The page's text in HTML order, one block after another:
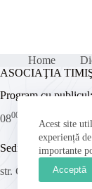
Acest site
experiență
importante
Acceptă
Home
ASOCIAŢIA
Program cu publicul:
0800 – 16
Sediu:
str. Ghioceilor nr. 7-